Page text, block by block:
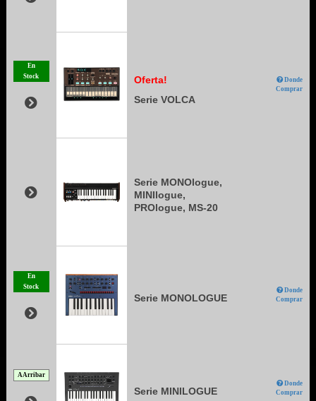
En
Stock
Oferta!
Serie VOLCA
Donde
Comprar
Serie MONOlogue,
MINIlogue,
PROlogue, MS-20
En
Stock
Serie MONOLOGUE
Donde
Comprar
A Arribar
Serie MINILOGUE
Donde
Comprar